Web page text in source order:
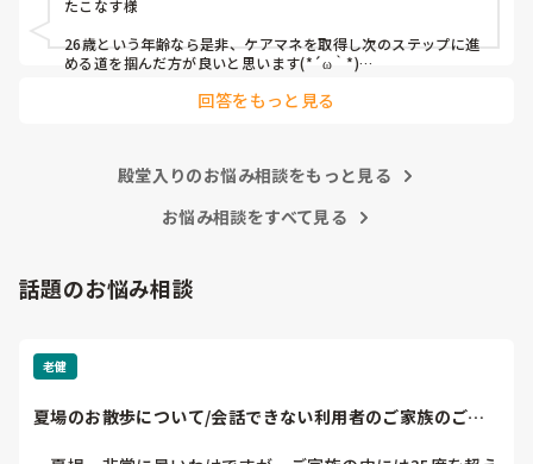
たこなす様
26歳という年齢なら是非、ケアマネを取得し次のステップに進
める道を掴んだ方が良いと思います(*´ω｀*)
回答をもっと見る
殿堂入りのお悩み相談をもっと見る
お悩み相談をすべて見る
話題のお悩み相談
老健
夏場のお散歩について/会話できない利用者のご家族のご希